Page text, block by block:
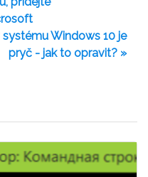
Windows 10 je
pryč - jak to opravit? »